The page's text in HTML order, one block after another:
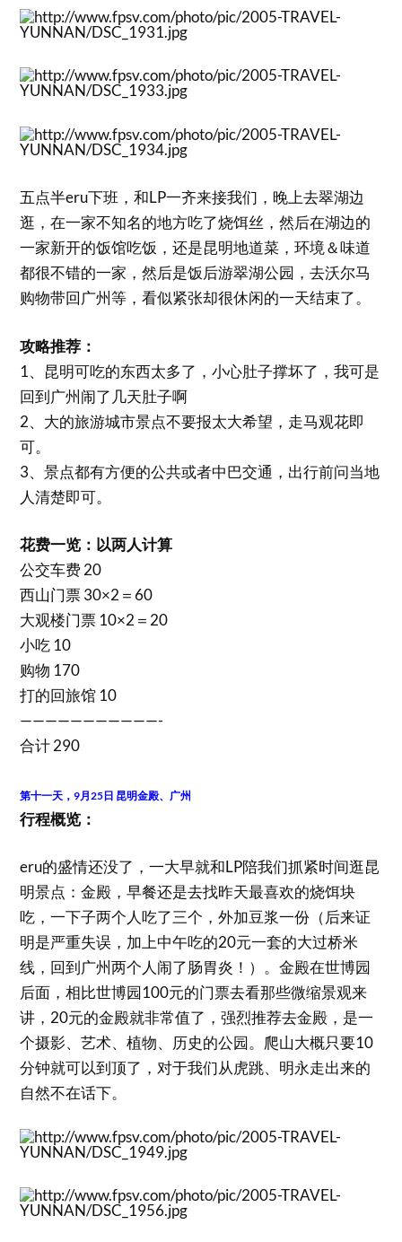
五点半eru下班，和LP一齐来接我们，晚上去翠湖边
逛，在一家不知名的地方吃了烧饵丝，然后在湖边的
一家新开的饭馆吃饭，还是昆明地道菜，环境＆味道
都很不错的一家，然后是饭后游翠湖公园，去沃尔马
购物带回广州等，看似紧张却很休闲的一天结束了。
攻略推荐：
1、昆明可吃的东西太多了，小心肚子撑坏了，我可是
回到广州闹了几天肚子啊
2、大的旅游城市景点不要报太大希望，走马观花即
可。
3、景点都有方便的公共或者中巴交通，出行前问当地
人清楚即可。
花费一览：以两人计算
公交车费 20
西山门票 30×2＝60
大观楼门票 10×2＝20
小吃 10
购物 170
打的回旅馆 10
———————————-
合计 290
第十一天，9月25日 昆明金殿、广州
行程概览：
eru的盛情还没了，一大早就和LP陪我们抓紧时间逛昆
明景点：金殿，早餐还是去找昨天最喜欢的烧饵块
吃，一下子两个人吃了三个，外加豆浆一份（后来证
明是严重失误，加上中午吃的20元一套的大过桥米
线，回到广州两个人闹了肠胃炎！）。金殿在世博园
后面，相比世博园100元的门票去看那些微缩景观来
讲，20元的金殿就非常值了，强烈推荐去金殿，是一
个摄影、艺术、植物、历史的公园。爬山大概只要10
分钟就可以到顶了，对于我们从虎跳、明永走出来的
自然不在话下。